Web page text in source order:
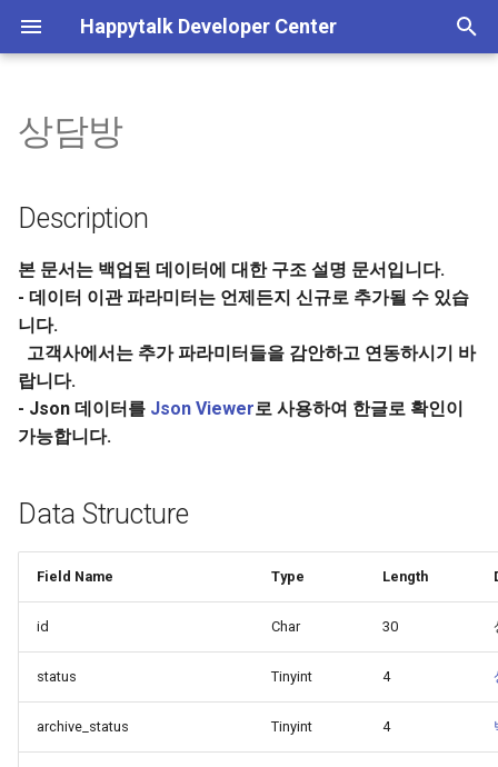
Happytalk Developer Center
초
화
템플릿 타입 전환 안내
챗봇 대화 내역 조회 API 종료
안내(~26/06/30)
기본 정보
상담
메시지 발신
이전 상담사 연결 가능 여
상담 가능/불가 상담원 인
수
상담 정보 수신
API 실패 코드
고객 정보 수정
고객 ID 검색
고객 UUID 검색
상담방 번호 검색
상담방 목록 검색
인증 관리
서비스 이용내역 조회
로그인 이용내역 조회
Description
Data Structure
Data Structure Example
(Json)
Data Dictionary
배정 가능 상담원 조회
상담원 직접 배정
상담원 자동 배정
고객 정보 관리, 상담 내역 조
조회
JWT(토큰) 발급
인증 결과 메시지
기본 정보
발신프로필 조회
채널 관리 상담시간 조회
상담시간 저장
시스템 메시지 조회
상담 연결
챗봇 대화 내역 조회
메시지 수신
사용자 메시지 수신
사용자 메타 정보 수신
세션 종료 정보 수신
사용자 차단 관리
비즈니스폼 업로드
상담톡 버튼 가이드 ↗
기본 정보
Happytalk Embedded
상담하기
웹훅
상담방
Description
본 문서는 백업된 데이터에 대한 구조 설명 문서입니다.
- 데이터 이관 파라미터는 언제든지 신규로 추가될 수 있습
니다.
고객사에서는 추가 파라미터들을 감안하고 연동하시기 바
랍니다.
- Json 데이터를 Json Viewer로 사용하여 한글로 확인이
가능합니다.
Data Structure
Field Name Type Length
id Char 30
status Tinyint 4
archive_status Tinyint 4